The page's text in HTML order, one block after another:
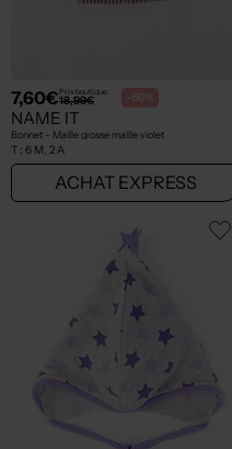
7,60€Prix boutique :
18,99€ -60%
NAME IT
Bonnet - Maille grosse maille violet
T : 6 M, 2 A
ACHAT EXPRESS